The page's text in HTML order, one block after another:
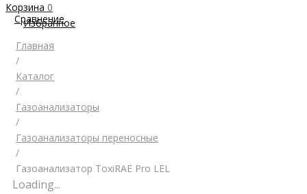
Корзина 0
Сравнение
Избранное
Главная
/
Каталог
/
Газоанализаторы
/
Газоанализаторы переносные
/
Газоанализатор ToxiRAE Pro LEL
Loading...